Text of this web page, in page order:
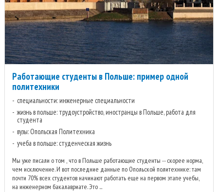
Работающие студенты в Польше: пример одной
политехники
специальности: инженерные специальности
жизнь в польше: трудоустройство, иностранцы в Польше, работа для
студента
вузы: Опольская Политехника
учеба в польше: студенческая жизнь
Мы уже писали о том , что в Польше работающие студенты -- скорее норма,
чем исключение. И вот последние данные по Опольской политехнике: там
почти 70% всех студентов начинают работать еще на первом этапе учебы,
на инженерном бакалавриате. Это ...